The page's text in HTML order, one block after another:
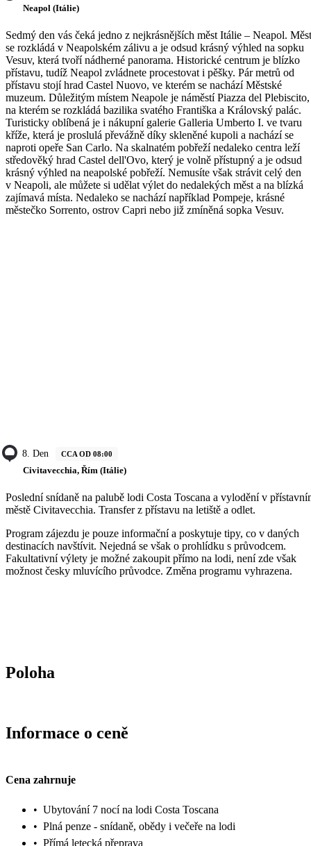
Neapol (Itálie)
Sedmý den vás čeká jedno z nejkrásnějších měst Itálie – Neapol.
se rozkládá v Neapolském zálivu a je odsud krásný výhled na sopku
Vesuv, která tvoří nádherné panorama. Historické centrum je blízko
přístavu, tudíž Neapol zvládnete procestovat i pěšky. Pár metrů od
přístavu stojí hrad Castel Nuovo, ve kterém se nachází Městské
muzeum. Důležitým místem Neapole je náměstí Piazza del Plebiscito,
na kterém se rozkládá bazilika svatého Františka a Královský palác.
Turisticky oblíbená je i nákupní galerie Galleria Umberto I. ve tvaru
kříže, která je proslulá převážně díky skleněné kupoli a nachází se
naproti opeře San Carlo. Na skalnatém pobřeží nedaleko centra leží
středověký hrad Castel dell'Ovo, který je volně přístupný a je odsud
krásný výhled na neapolské pobřeží. Nemusíte však strávit celý den
v Neapoli, ale můžete si udělat výlet do nedalekých měst a na blízká
zajímavá místa. Nedaleko se nachází například Pompeje, krásné
městečko Sorrento, ostrov Capri nebo již zmíněná sopka Vesuv.
8. Den CCA OD 08:00
Civitavecchia, Řím (Itálie)
Poslední snídaně na palubě lodi Costa Toscana a vylodění v
městě Civitavecchia. Transfer z přístavu na letiště a odlet.
Program zájezdu je pouze informační a poskytuje tipy, co v daných
destinacích navštívit. Nejedná se však o prohlídku s průvodcem.
Fakultativní výlety je možné zakoupit přímo na lodi, není zde však
možnost česky mluvícího průvodce. Změna programu vyhrazena.
Poloha
Informace o ceně
Cena zahrnuje
• Ubytování 7 nocí na lodi Costa Toscana
• Plná penze - snídaně, obědy i večeře na lodi
• Přímá letecká přeprava